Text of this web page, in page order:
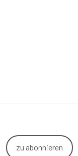
zu abonnieren